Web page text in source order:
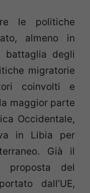
le politiche
almeno in
degli
migratorie
coinvolti e
maggior parte
Occidentale,
in Libia per
Già il
proposta del
dall’UE,